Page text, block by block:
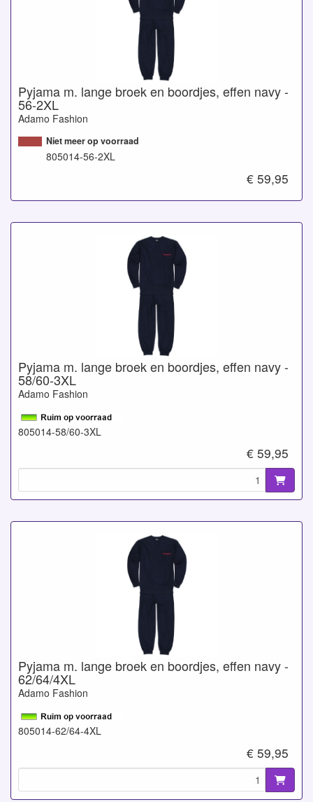
Pyjama m. lange broek en boordjes, effen navy -
56-2XL
Adamo Fashion
Niet meer op voorraad
805014-56-2XL
€ 59,95
Pyjama m. lange broek en boordjes, effen navy -
58/60-3XL
Adamo Fashion
805014-58/60-3XL
€ 59,95
Pyjama m. lange broek en boordjes, effen navy -
62/64/4XL
Adamo Fashion
805014-62/64-4XL
€ 59,95